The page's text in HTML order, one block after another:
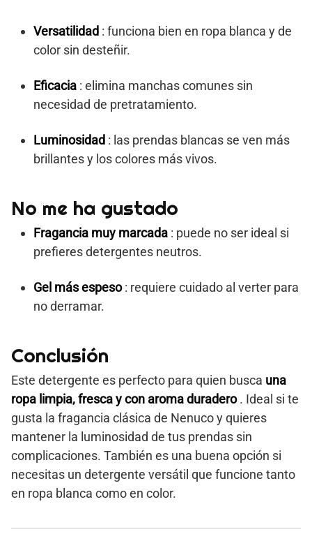
Versatilidad : funciona bien en ropa blanca y de
color sin desteñir.
Eficacia : elimina manchas comunes sin
necesidad de pretratamiento.
Luminosidad : las prendas blancas se ven más
brillantes y los colores más vivos.
No me ha gustado
Fragancia muy marcada : puede no ser ideal si
prefieres detergentes neutros.
Gel más espeso: requiere cuidado al verter para
no derramar.
Conclusión
Este detergente es perfecto para quien busca una
ropa limpia, fresca y con aroma duradero. Ideal si te
gusta la fragancia clásica de Nenuco y quieres
mantener la luminosidad de tus prendas sin
complicaciones. También es una buena opción si
necesitas un detergente versátil que funcione tanto
en ropa blanca como en color.